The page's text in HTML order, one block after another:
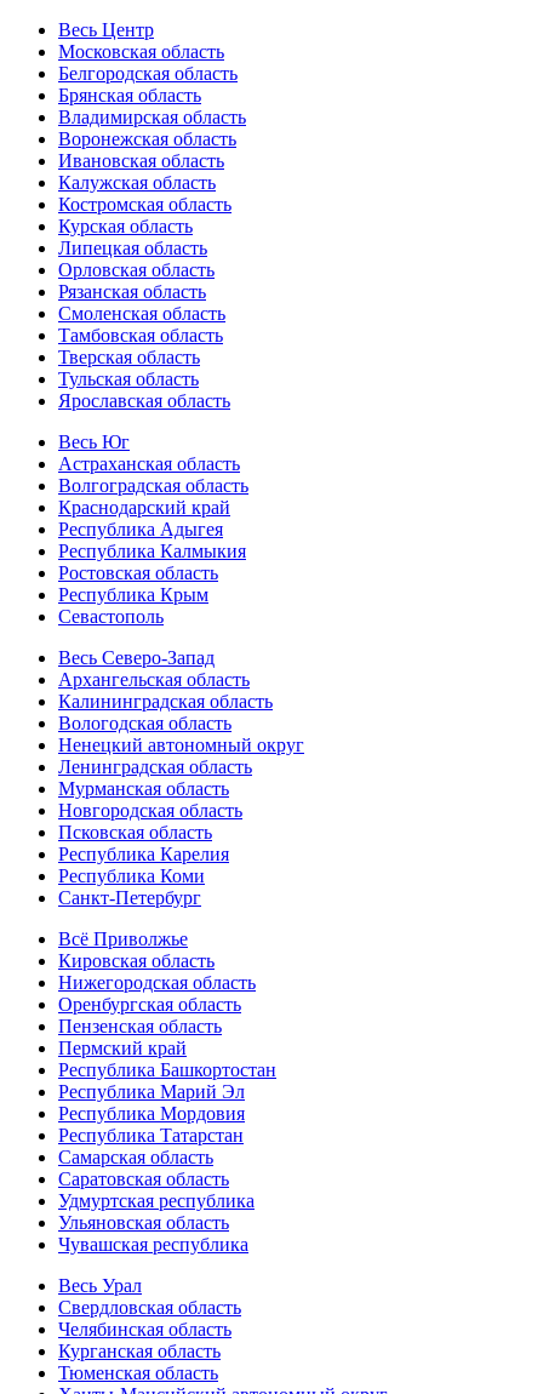
Весь Центр
Московская область
Белгородская область
Брянская область
Владимирская область
Воронежская область
Ивановская область
Калужская область
Костромская область
Курская область
Липецкая область
Орловская область
Рязанская область
Смоленская область
Тамбовская область
Тверская область
Тульская область
Ярославская область
Весь Юг
Астраханская область
Волгоградская область
Краснодарский край
Республика Адыгея
Республика Калмыкия
Ростовская область
Республика Крым
Севастополь
Весь Северо-Запад
Архангельская область
Калининградская область
Вологодская область
Ненецкий автономный округ
Ленинградская область
Мурманская область
Новгородская область
Псковская область
Республика Карелия
Республика Коми
Санкт-Петербург
Всё Приволжье
Кировская область
Нижегородская область
Оренбургская область
Пензенская область
Пермский край
Республика Башкортостан
Республика Марий Эл
Республика Мордовия
Республика Татарстан
Самарская область
Саратовская область
Удмуртская республика
Ульяновская область
Чувашская республика
Весь Урал
Свердловская область
Челябинская область
Курганская область
Тюменская область